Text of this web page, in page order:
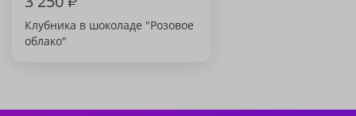
Клубника в шоколаде "Розовое
облако"